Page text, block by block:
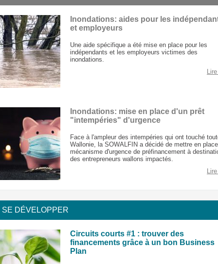
Inondations: aides pour les
et employeurs
Une aide spécifique a été mise en place pour les
indépendants et les employeurs victimes des
inondations.
Inondations: mise en place d'un prêt
"intempéries" d'urgence
Face à l'ampleur des intempéries qui ont touché
Wallonie, la SOWALFIN a décidé de mettre en
mécanisme d'urgence de préfinancement à
des entrepreneurs wallons impactés.
SE DÉVELOPPER
Circuits courts #1 : trouver des
financements grâce à un bon Business
Plan